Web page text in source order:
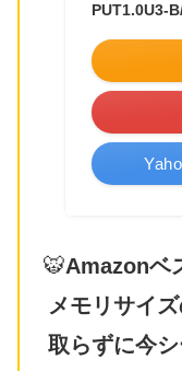
PUT1.0U3-
🐯Amazonベ
メモリサイ
取らずに今